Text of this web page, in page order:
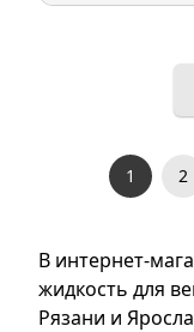
1 2
В интернет-
жидкость для
Рязани и